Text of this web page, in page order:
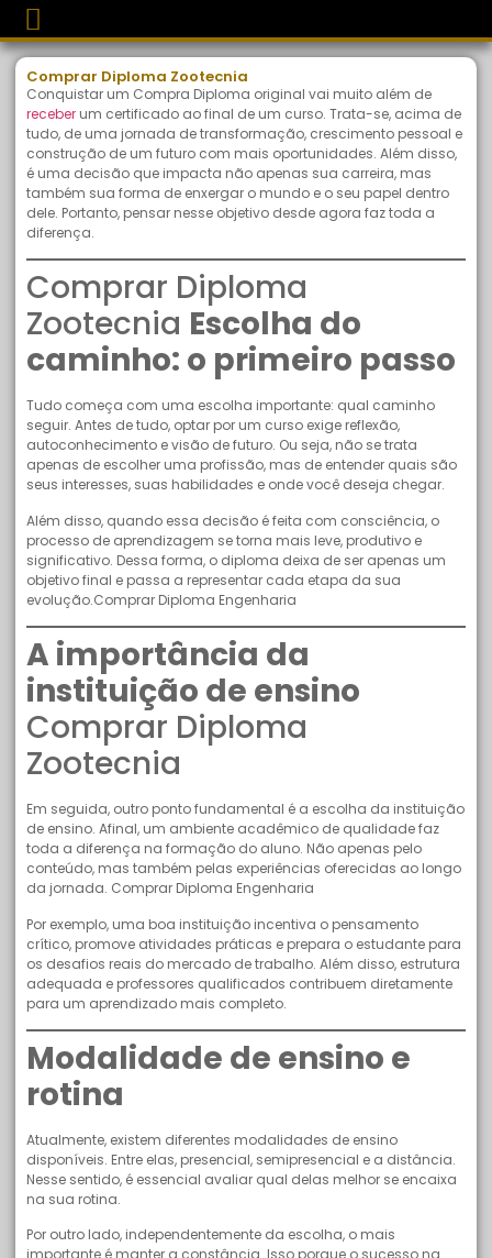
Comprar Diploma Zootecnia
Conquistar um Compra Diploma original vai muito além de
receber um certificado ao final de um curso. Trata-se, acima de
tudo, de uma jornada de transformação, crescimento pessoal e
construção de um futuro com mais oportunidades. Além disso,
é uma decisão que impacta não apenas sua carreira, mas
também sua forma de enxergar o mundo e o seu papel dentro
dele. Portanto, pensar nesse objetivo desde agora faz toda a
diferença.
Comprar Diploma
Zootecnia Escolha do
caminho: o primeiro passo
Tudo começa com uma escolha importante: qual caminho
seguir. Antes de tudo, optar por um curso exige reflexão,
autoconhecimento e visão de futuro. Ou seja, não se trata
apenas de escolher uma profissão, mas de entender quais são
seus interesses, suas habilidades e onde você deseja chegar.
Além disso, quando essa decisão é feita com consciência, o
processo de aprendizagem se torna mais leve, produtivo e
significativo. Dessa forma, o diploma deixa de ser apenas um
objetivo final e passa a representar cada etapa da sua
evolução.Comprar Diploma Engenharia
A importância da
instituição de ensino
Comprar Diploma
Zootecnia
Em seguida, outro ponto fundamental é a escolha da instituição
de ensino. Afinal, um ambiente acadêmico de qualidade faz
toda a diferença na formação do aluno. Não apenas pelo
conteúdo, mas também pelas experiências oferecidas ao longo
da jornada. Comprar Diploma Engenharia
Por exemplo, uma boa instituição incentiva o pensamento
crítico, promove atividades práticas e prepara o estudante para
os desafios reais do mercado de trabalho. Além disso, estrutura
adequada e professores qualificados contribuem diretamente
para um aprendizado mais completo.
Modalidade de ensino e
rotina
Atualmente, existem diferentes modalidades de ensino
disponíveis. Entre elas, presencial, semipresencial e a distância.
Nesse sentido, é essencial avaliar qual delas melhor se encaixa
na sua rotina.
Por outro lado, independentemente da escolha, o mais